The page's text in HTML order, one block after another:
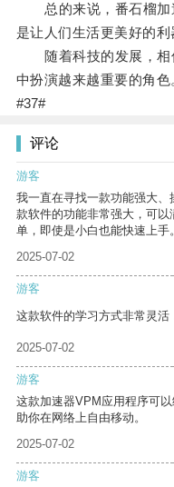
总的来说，番石榴加
是让人们生活更美好的利
随着科技的发展，相
中扮演越来越重要的角色
#37#
评论
游客
我一直在寻找一款功能强大
款软件的功能非常强大，可
单，即使是小白也能快速上手。
2025-07-02
游客
这款软件的学习方式非常灵活
2025-07-02
游客
这款加速器VPM应用程序可
助你在网络上自由移动。
2025-07-02
游客